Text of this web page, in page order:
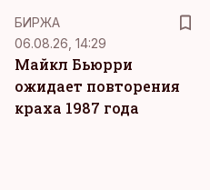
БИРЖА
06.08.26, 14:29
Майкл Бьюрри
ожидает повторения
краха 1987 года